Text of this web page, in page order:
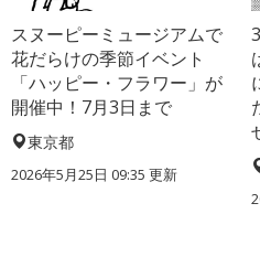
スヌーピーミュージアムで
花だらけの季節イベント
「ハッピー・フラワー」が
開催中！7月3日まで
東京都
2026年5月25日 09:35 更新